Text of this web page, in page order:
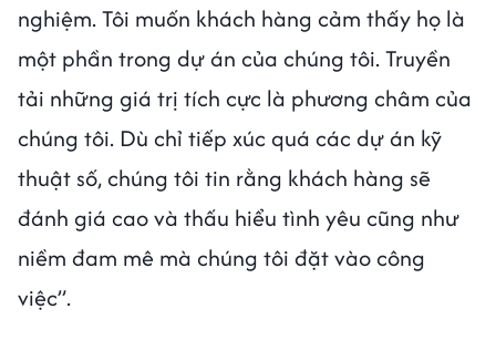
nghiệm. Tôi muốn khách hàng cảm thấy họ là
một phần trong dự án của chúng tôi. Truyền
tải những giá trị tích cực là phương châm của
chúng tôi. Dù chỉ tiếp xúc quá các dự án kỹ
thuật số, chúng tôi tin rằng khách hàng sẽ
đánh giá cao và thấu hiểu tình yêu cũng như
niềm đam mê mà chúng tôi đặt vào công
việc”.